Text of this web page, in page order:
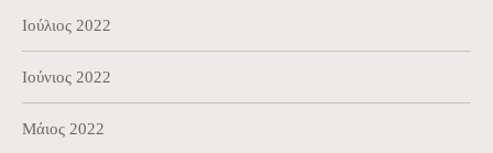
Ιούλιος 2022
Ιούνιος 2022
Μάιος 2022